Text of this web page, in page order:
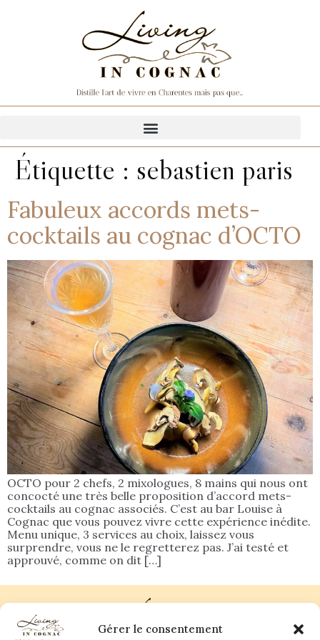
Gérer le consentement
Étiquette : sebastien paris
Fabuleux accords mets-
cocktails au cognac d’OCTO
OCTO pour 2 chefs, 2 mixologues, 8 mains qui nous ont
concocté une très belle proposition d’accord mets-
cocktails au cognac associés. C’est au bar Louise à
Cognac que vous pouvez vivre cette expérience inédite.
Menu unique, 3 services au choix, laissez vous
surprendre, vous ne le regretterez pas. J’ai testé et
approuvé, comme on dit […]